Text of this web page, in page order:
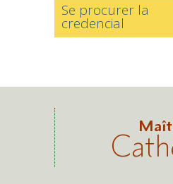
Se procurer la
credencial